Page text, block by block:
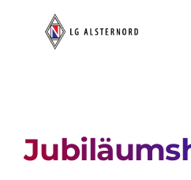
Breitensport